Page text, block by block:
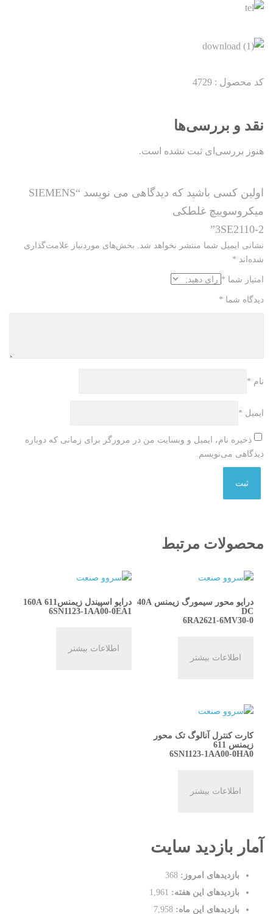
کد محصول : 4729
نقد و بررسی‌ها
هنوز بررسی‌ای ثبت نشده است.
اولین کسی باشید که دیدگاهی می نویسد “SIEMENS
میکروسوییچ غلطکی
3SE2110-2”
نشانی ایمیل شما منتشر نخواهد شد.
بخش‌های موردنیاز علامت‌گذاری
شده‌اند *
امتیاز شما *
دیدگاه شما *
نام *
ایمیل *
ذخیره نام، ایمیل و وبسایت من در مرورگر برای زمانی که دوباره
دیدگاهی می‌نویسم.
محصولات مرتبط
درایو محور سیمورگ زیمنس 40A
DC
6RA2621-6MV30-0
اطلاعات بیشتر
درایو اسپیندل زیمنس611 160A
6SN1123-1AA00-0EA1
اطلاعات بیشتر
کارت کنترل آنالوگ تک محور
زیمنس 611
6SN1123-1AA00-0HA0
اطلاعات بیشتر
آمار بازدید سایت
بازدیدهای امروز: 368
بازدیدهای این هفته: 1,961
بازدیدهای این ماه: 7,958